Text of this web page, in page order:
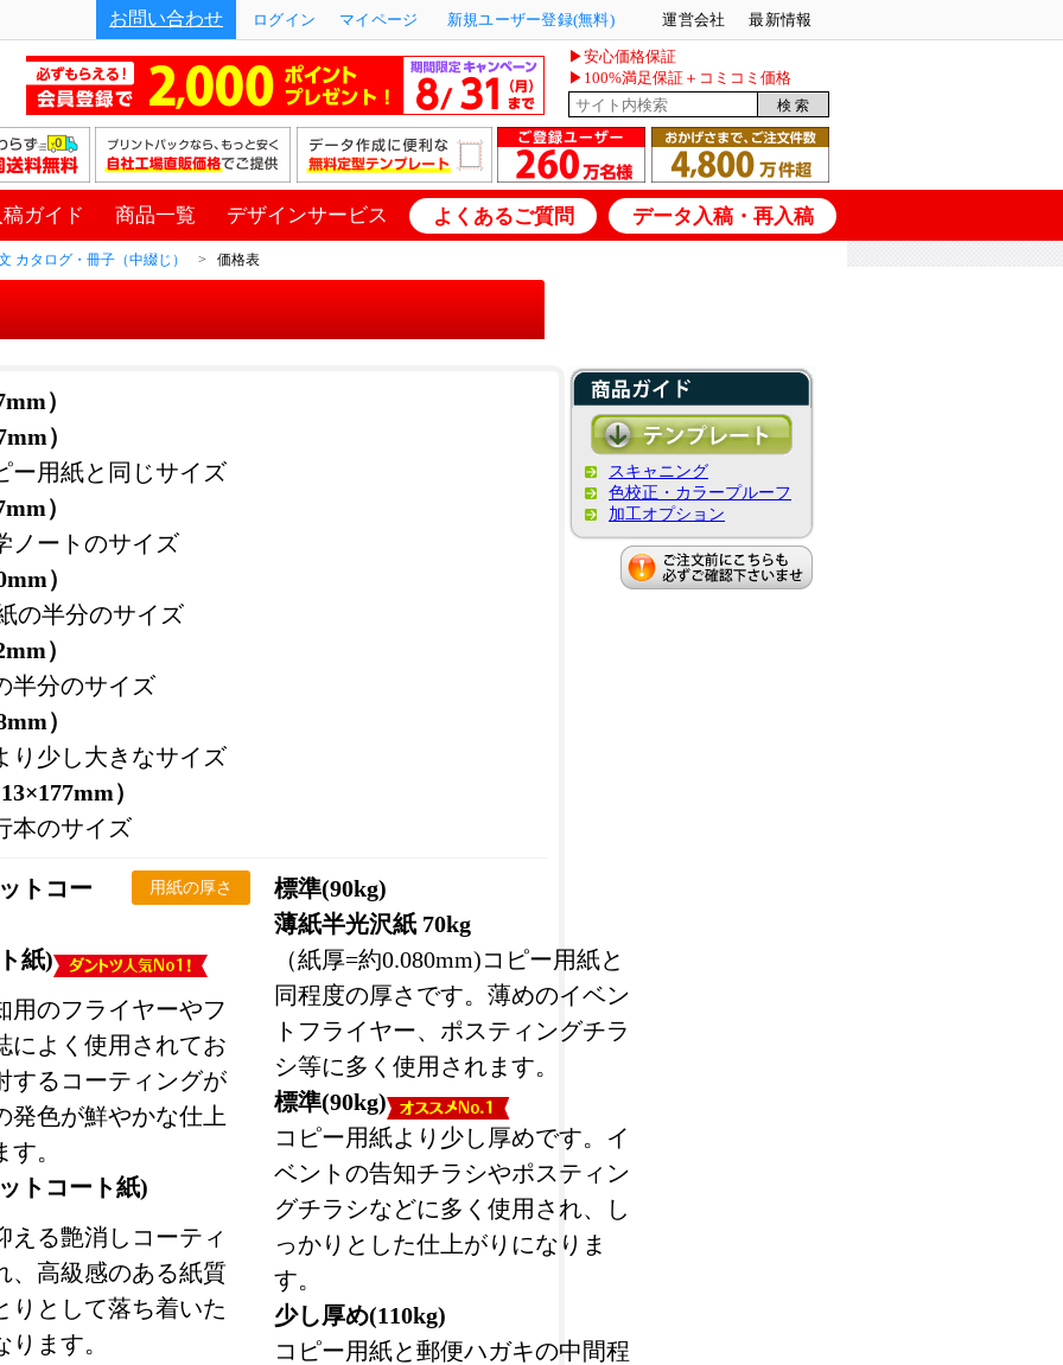
お問い合わせ ログイン マイページ 新規ユーザー登録(無料) 運営会社 最新情報
▶安心価格保証
▶100%満足保証＋コミコミ価格
稿ガイド 商品一覧 デザインサービス よくあるご質問 データ入稿・再入稿
カタログ・冊子（中綴じ） 価格表
）
）
ー用紙と同じサイズ
）
ノートのサイズ
）
の半分のサイズ
）
半分のサイズ
）
り少し大きなサイズ
）
本のサイズ
トコー
紙)
用のフライヤーやフ
によく使用されてお
するコーティングが
発色が鮮やかな仕上
。
トコート紙)
える艶消しコーティ
、高級感のある紙質
りとして落ち着いた
ます。
用紙の厚さ
標準(90kg)
薄紙半光沢紙 70kg
（紙厚=約0.080mm)コピー用紙と
同程度の厚さです。薄めのイベン
トフライヤー、ポスティングチラ
シ等に多く使用されます。
標準(90kg)
コピー用紙より少し厚めです。イ
ベントの告知チラシやポスティン
グチラシなどに多く使用され、し
っかりとした仕上がりになりま
す。
少し厚め(110kg)
コピー用紙と郵便ハガキの中間程
スキャニング
色校正・カラープルーフ
加工オプション